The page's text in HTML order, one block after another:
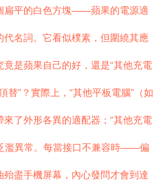
扁平的白色方塊——蘋果的電源適
名詞。它看似樸素，但圍繞其應
是蘋果自己的好，還是“其他充電
替”？實際上，“其他平板電腦”（如
了外形各異的適配器；“其他充電
濫異常。每當接口不兼容時——偏
盡手機屏幕，內心發問才會到達